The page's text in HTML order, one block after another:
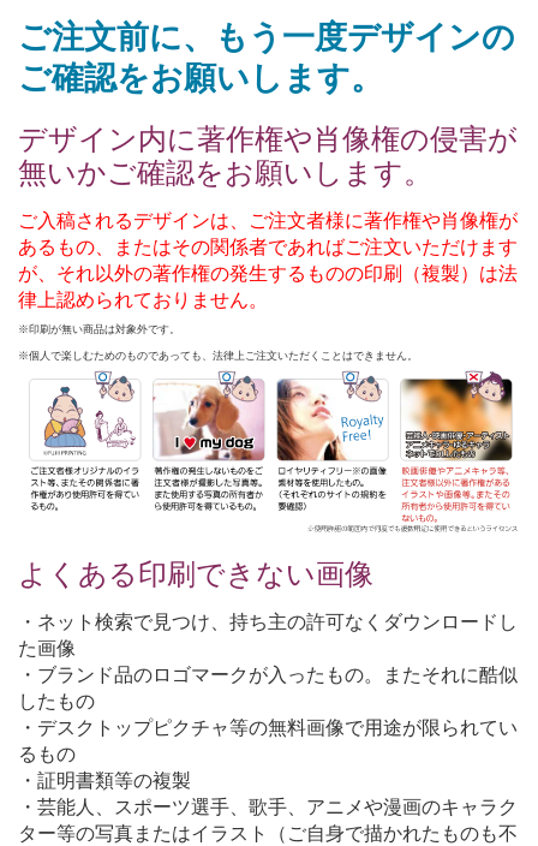
ご注文前に、もう一度デザインの
ご確認をお願いします。
デザイン内に著作権や肖像権の侵害が
無いかご確認をお願いします。
ご入稿されるデザインは、ご注文者様に著作権や肖像権が
あるもの、またはその関係者であればご注文いただけます
が、それ以外の著作権の発生するものの印刷（複製）は法
律上認められておりません。
※印刷が無い商品は対象外です。
※個人で楽しむためのものであっても、法律上ご注文いただくことはできません。
よくある印刷できない画像
・ネット検索で見つけ、持ち主の許可なくダウンロードし
た画像
・ブランド品のロゴマークが入ったもの。またそれに酷似
したもの
・デスクトップピクチャ等の無料画像で用途が限られてい
るもの
・証明書類等の複製
・芸能人、スポーツ選手、歌手、アニメや漫画のキャラク
ター等の写真またはイラスト（ご自身で描かれたものも不